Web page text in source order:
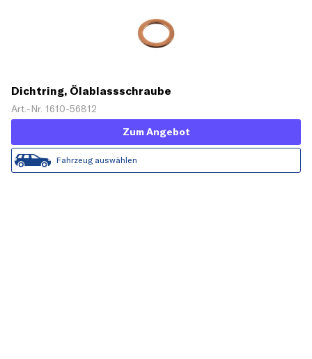
Dichtring, Ölablassschraube
Art.-Nr. 1610-56812
Zum Angebot
Fahrzeug auswählen